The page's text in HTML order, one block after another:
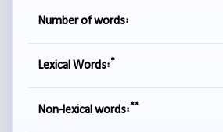
Number of words:
Lexical Words:*
Non-lexical words:**